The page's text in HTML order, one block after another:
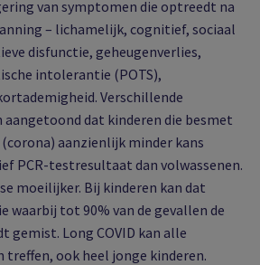
van symptomen die optreedt na
– lichamelijk, cognitief, sociaal
disfunctie, geheugenverlies,
intolerantie (POTS),
Verschillende
aangetoond dat kinderen die besmet
(corona) aanzienlijk minder kans
PCR-testresultaat dan volwassenen.
moeilijker. Bij kinderen kan dat
waarbij tot 90% van de gevallen de
gemist. Long COVID kan alle
treffen, ook heel jonge kinderen.